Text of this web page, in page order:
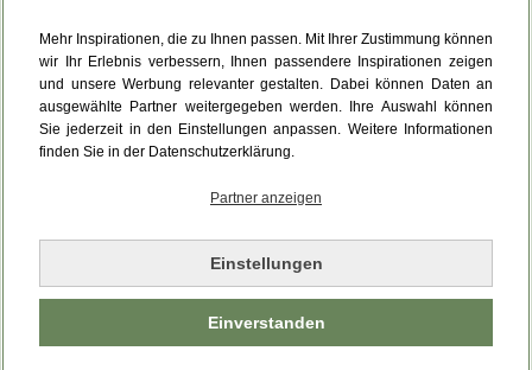
Mehr Inspirationen, die zu Ihnen passen. Mit Ihrer Zustimmung können
wir Ihr Erlebnis verbessern, Ihnen passendere Inspirationen zeigen
und unsere Werbung relevanter gestalten. Dabei können Daten an
ausgewählte Partner weitergegeben werden. Ihre Auswahl können
Sie jederzeit in den Einstellungen anpassen. Weitere Informationen
finden Sie in der Datenschutzerklärung.
Partner anzeigen
Einstellungen
Einverstanden